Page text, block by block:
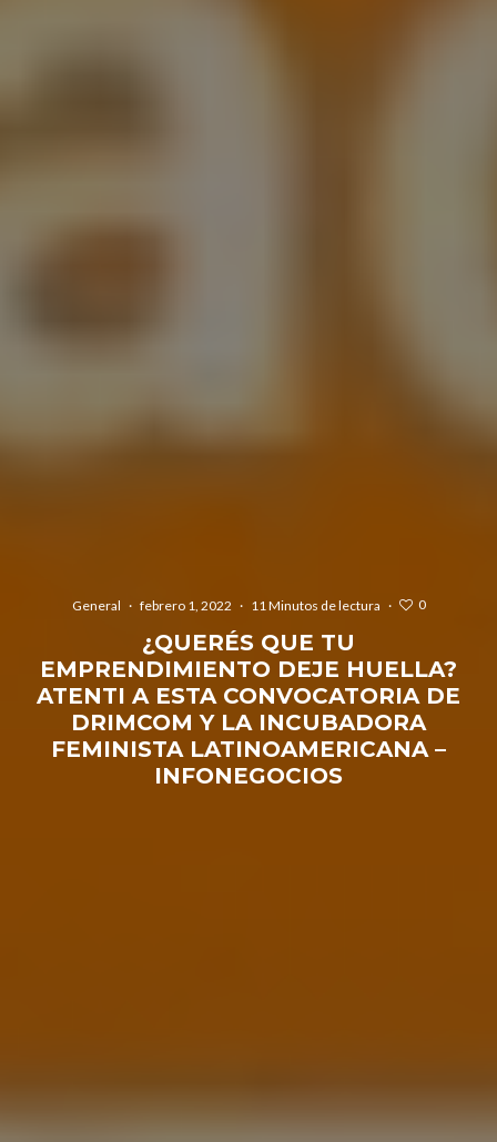
General · febrero 1, 2022 · 11 Minutos de lectura · 0
¿QUERÉS QUE TU
EMPRENDIMIENTO DEJE HUELLA?
ATENTI A ESTA CONVOCATORIA DE
DRIMCOM Y LA INCUBADORA
FEMINISTA LATINOAMERICANA –
INFONEGOCIOS